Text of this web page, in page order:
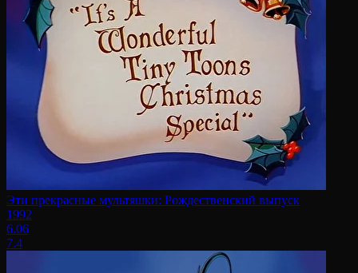
Эти прекрасные мультяшки: Рождественский выпуск
1992
6.06
7.4